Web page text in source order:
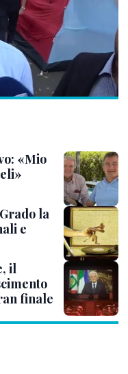
«Mio
la
e
il
finale